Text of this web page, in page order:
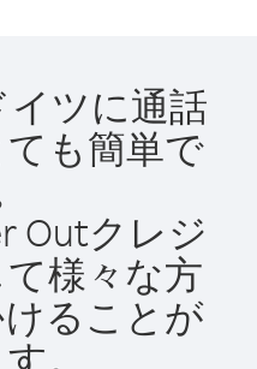
ツに通話
も簡単で
Outクレジ
様々な方
ることが
。